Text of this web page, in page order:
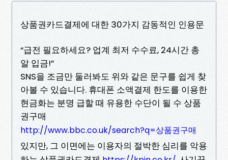
상품권카드결제에 대한 30가지 감동적인 인용문
“급전 필요하세요? 업계 최저 수수료, 24시간 총
알 입금!”
SNS을 조금만 둘러봐도 위와 같은 문구를 쉽게 찾
아볼 수 있습니다. 휴대폰 소액결제 한도를 이용한
현금화는 분명 급할 때 유용한 수단이 될 수 상품
권구매
http://www.bbc.co.uk/search?q=상품권구매
있지만, 그 이면에는 이용자의 절박한 심리를 악용